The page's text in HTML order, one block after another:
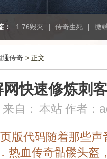
： 1.76毁灭 | 传奇生死 | 微
通传奇 > 正文
快速修炼刺
来自： 本站 作者：
版代码随着那些声
热血传奇骷髅头盔